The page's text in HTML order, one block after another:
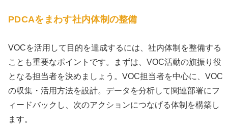
PDCAをまわす社内体制の整備
VOCを活用して目的を達成するには、社内体制を整備する
ことも重要なポイントです。まずは、VOC活動の旗振り役
となる担当者を決めましょう。VOC担当者を中心に、VOC
の収集・活用方法を設計。データを分析して関連部署にフ
ィードバックし、次のアクションにつなげる体制を構築し
ます。